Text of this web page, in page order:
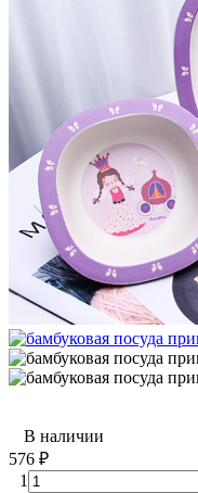
В наличии
576 ₽
1